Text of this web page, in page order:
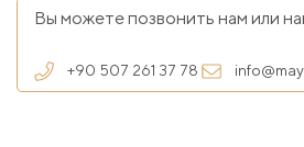
Вы можете позвонить нам или
+90 507 261 37 78